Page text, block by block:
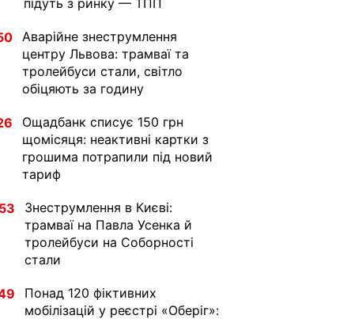
підуть з ринку — ТПП
Аварійне знеструмлення
центру Львова: трамваї та
тролейбуси стали, світло
обіцяють за годину
Ощадбанк списує 150 грн
щомісяця: неактивні картки з
грошима потрапили під новий
тариф
Знеструмлення в Києві:
трамваї на Павла Усенка й
тролейбуси на Соборності
стали
Понад 120 фіктивних
мобілізацій у реєстрі «Оберіг»: